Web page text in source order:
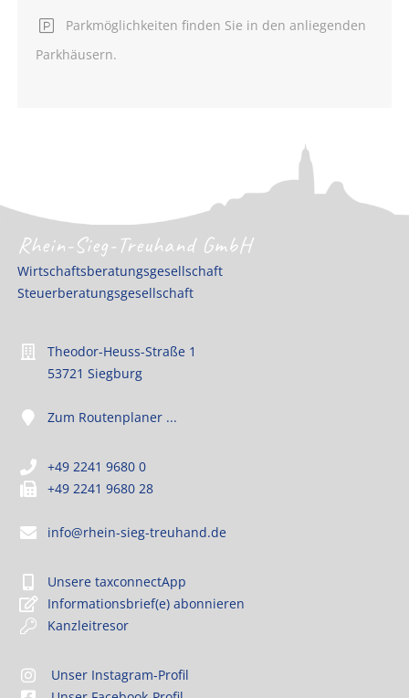
Parkmöglichkeiten finden Sie in den anliegenden
Parkhäusern.
Rhein-Sieg-Treuhand GmbH
Wirtschaftsberatungsgesellschaft
Steuerberatungsgesellschaft
Theodor-Heuss-Straße 1
53721 Siegburg
Zum Routenplaner ...
+49 2241 9680 0
+49 2241 9680 28
info@rhein-sieg-treuhand.de
Unsere taxconnectApp
Informationsbrief(e) abonnieren
Kanzleitresor
Unser Instagram-Profil